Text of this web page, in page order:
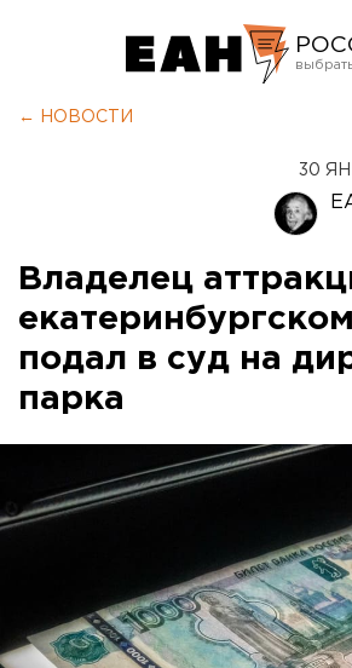
← НОВОСТИ
30
Владелец
подал в суд на
парка